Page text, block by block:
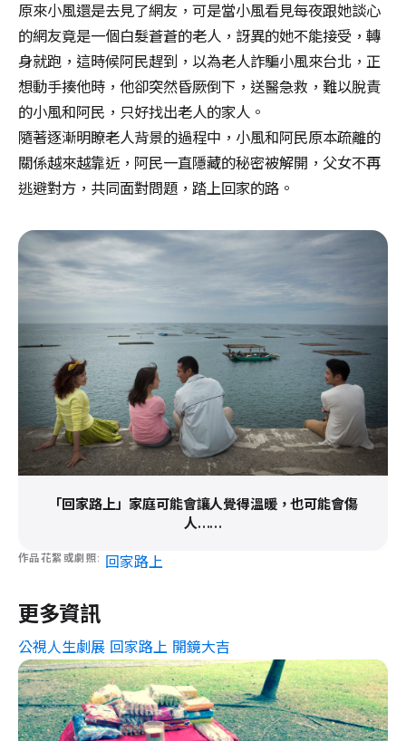
原來小風還是去見了網友，可是當小風看見每夜跟她談心
的網友竟是一個白髮蒼蒼的老人，訝異的她不能接受，轉
身就跑，這時候阿民趕到，以為老人詐騙小風來台北，正
想動手揍他時，他卻突然昏厥倒下，送醫急救，難以脫責
的小風和阿民，只好找出老人的家人。
隨著逐漸明瞭老人背景的過程中，小風和阿民原本疏離的
關係越來越靠近，阿民一直隱藏的秘密被解開，父女不再
逃避對方，共同面對問題，踏上回家的路。
「回家路上」家庭可能會讓人覺得溫暖，也可能會傷
人……
作品花絮或劇照 回家路上
更多資訊
公視人生劇展 回家路上 開鏡大吉